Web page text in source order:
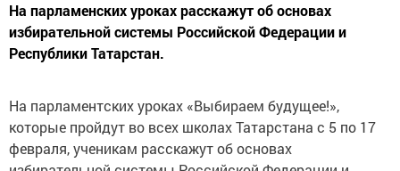
На парламенских уроках расскажут об основах
избирательной системы Российской Федерации и
Республики Татарстан.
На парламентских уроках «Выбираем будущее!»,
которые пройдут во всех школах Татарстана с 5 по 17
февраля, ученикам расскажут об основах